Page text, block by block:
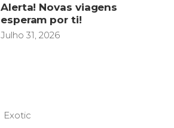
Alerta! Novas viagens
esperam por ti!
Julho 31, 2026
Exotic